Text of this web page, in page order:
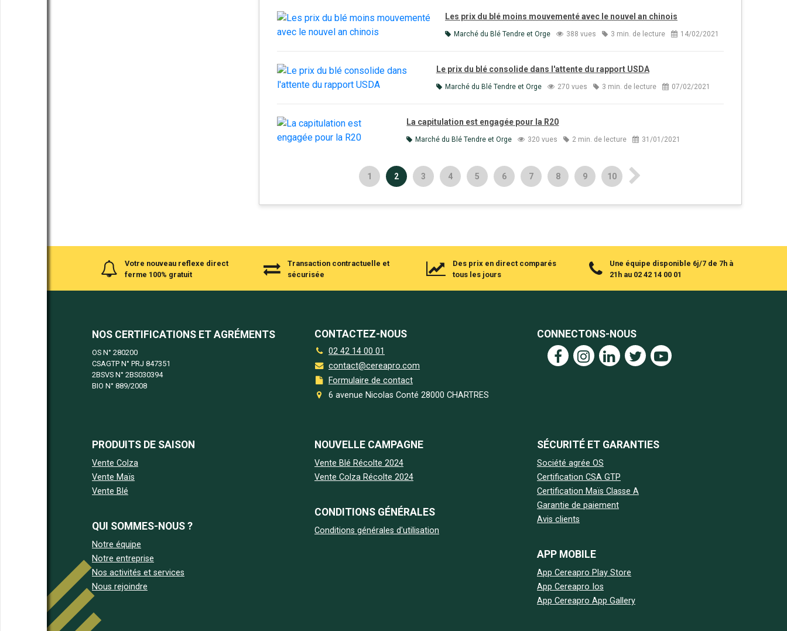
Les prix du blé moins mouvementé avec le nouvel an chinois
Marché du Blé Tendre et Orge 388 vues 3 min. de lecture 14/02/2021
Le prix du blé consolide dans l'attente du rapport USDA
Marché du Blé Tendre et Orge 270 vues 3 min. de lecture 07/02/2021
La capitulation est engagée pour la R20
Marché du Blé Tendre et Orge 320 vues 2 min. de lecture 31/01/2021
1 2 3 4 5 6 7 8 9 10
Votre nouveau reflexe direct
ferme 100% gratuit
Transaction contractuelle et
sécurisée
Des prix en direct comparés
tous les jours
Une équipe disponible 6j/7 de 7h à
21h au 02 42 14 00 01
NOS CERTIFICATIONS ET AGRÉMENTS
OS N° 280200
CSAGTP N° PRJ 847351
2BSVS N° 2BS030394
BIO N° 889/2008
CONTACTEZ-NOUS
02 42 14 00 01
contact@cereapro.com
Formulaire de contact
6 avenue Nicolas Conté 28000 CHARTRES
CONNECTONS-NOUS
PRODUITS DE SAISON
Vente Colza
Vente Maïs
Vente Blé
QUI SOMMES-NOUS ?
Notre équipe
Notre entreprise
Nos activités et services
Nous rejoindre
NOUVELLE CAMPAGNE
Vente Blé Récolte 2024
Vente Colza Récolte 2024
CONDITIONS GÉNÉRALES
Conditions générales d'utilisation
SÉCURITÉ ET GARANTIES
Société agrée OS
Certification CSA GTP
Certification Maïs Classe A
Garantie de paiement
Avis clients
APP MOBILE
App Cereapro Play Store
App Cereapro Ios
App Cereapro App Gallery